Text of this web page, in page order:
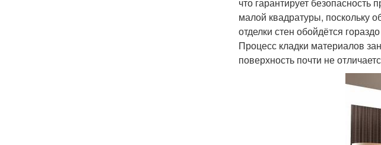
малой квадратуры, поскольку
отделки стен обойдётся
Процесс кладки материалов
поверхность почти не